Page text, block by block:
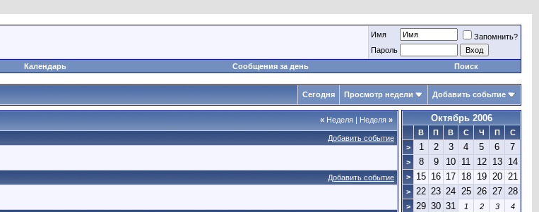
Имя
Запомнить?
Пароль
Календарь Сообщения за день Поиск
Сегодня Просмотр недели Добавить событие
« Неделя | Неделя »
Добавить событие
Добавить событие
Октябрь 2006
В П В С Ч П
С
>
1 2 3 4 5 6 7
> 8 9 10 11 12 13 14
> 15 16 17 18 19 20 21
> 22 23 24 25 26 27 28
> 29 30 31 1 2 3 4